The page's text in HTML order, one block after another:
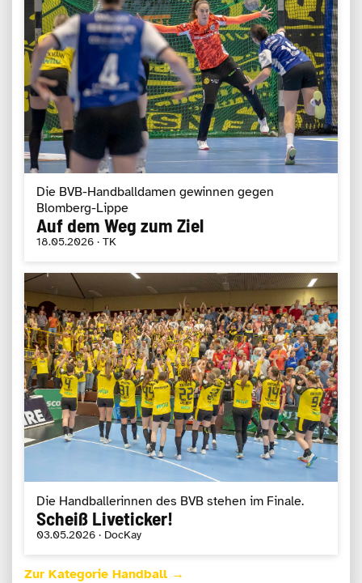
Die BVB-Handballdamen gewinnen gegen
Blomberg-Lippe
Auf dem Weg zum Ziel
18.05.2026 · TK
Die Handballerinnen des BVB stehen im Finale.
Scheiß Liveticker!
03.05.2026 · DocKay
Zur Kategorie Handball →